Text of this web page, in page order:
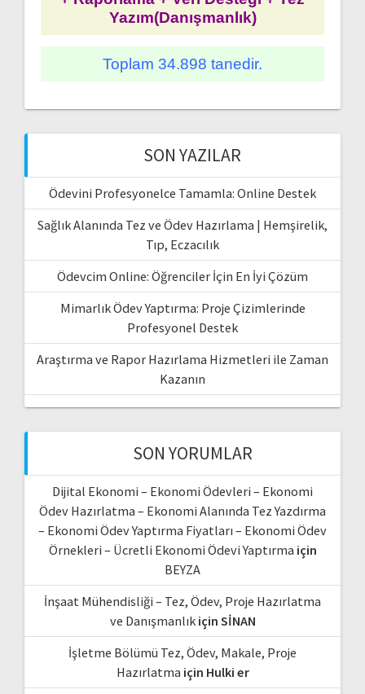
Yazım(Danışmanlık)
Toplam 34.898 tanedir.
SON YAZILAR
Ödevini Profesyonelce Tamamla: Online Destek
Sağlık Alanında Tez ve Ödev Hazırlama | Hemşirelik,
Tıp, Eczacılık
Ödevcim Online: Öğrenciler İçin En İyi Çözüm
Mimarlık Ödev Yaptırma: Proje Çizimlerinde
Profesyonel Destek
Araştırma ve Rapor Hazırlama Hizmetleri ile Zaman
Kazanın
SON YORUMLAR
Dijital Ekonomi – Ekonomi Ödevleri – Ekonomi
Ödev Hazırlatma – Ekonomi Alanında Tez Yazdırma
– Ekonomi Ödev Yaptırma Fiyatları – Ekonomi Ödev
Örnekleri – Ücretli Ekonomi Ödevi Yaptırma için
BEYZA
İnşaat Mühendisliği – Tez, Ödev, Proje Hazırlatma
ve Danışmanlıkiçin SİNAN
İşletme Bölümü Tez, Ödev, Makale, Proje
Hazırlatma için Hulki er